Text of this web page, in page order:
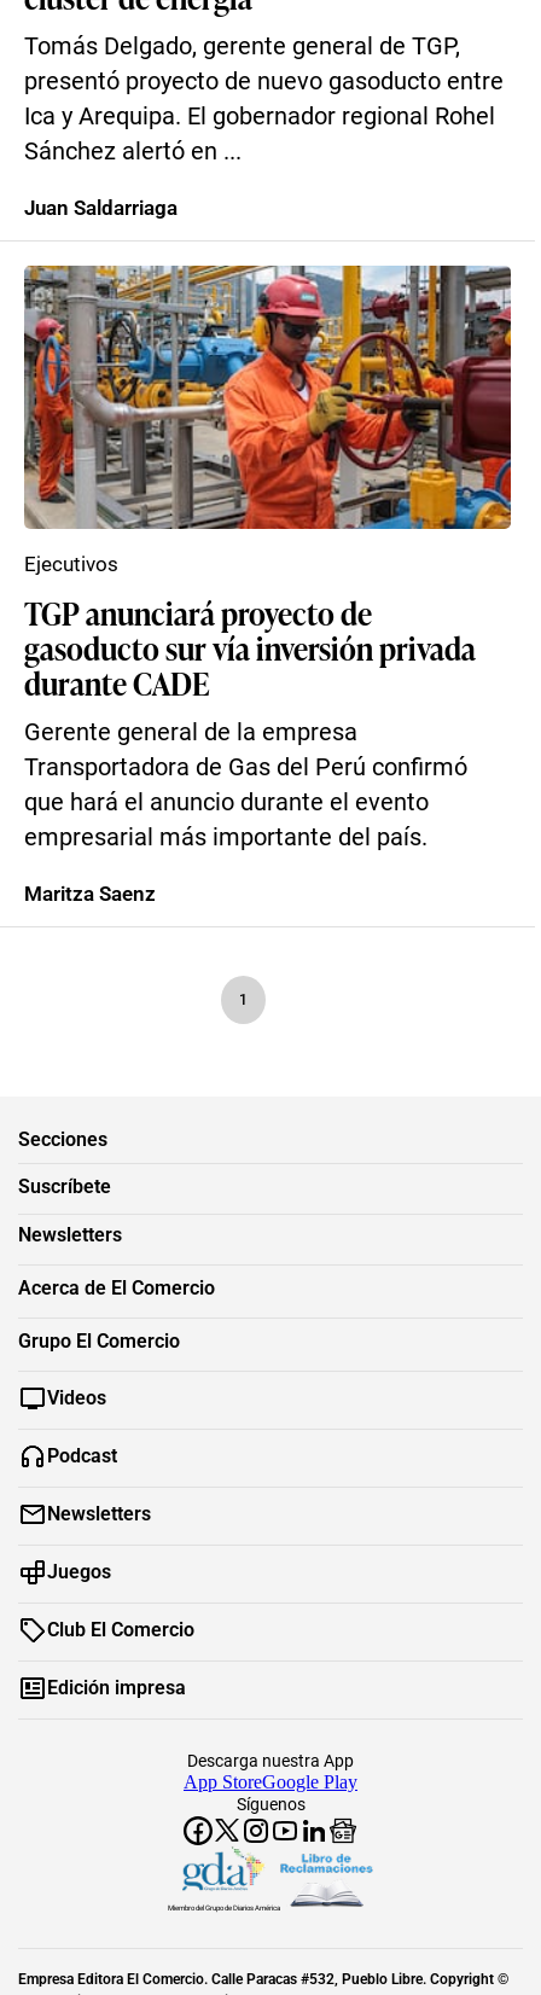
Tomás Delgado, gerente general de TGP,
presentó proyecto de nuevo gasoducto entre
Ica y Arequipa. El gobernador regional Rohel
Sánchez alertó en ...
Juan Saldarriaga
TGP anunciará proyecto de
gasoducto sur vía inversión privada
durante CADE
Gerente general de la empresa
Transportadora de Gas del Perú confirmó
que hará el anuncio durante el evento
empresarial más importante del país.
Ejecutivos
Maritza Saenz
1
Secciones
Suscríbete
Newsletters
Acerca de El Comercio
Grupo El Comercio
Videos
Podcast
Newsletters
Juegos
Club El Comercio
Edición impresa
Síguenos
Descarga nuestra App
App StoreGoogle Play
Miembro del Grupo de Diarios América
Empresa Editora El Comercio. Calle Paracas #532, Pueblo Libre. Copyright ©